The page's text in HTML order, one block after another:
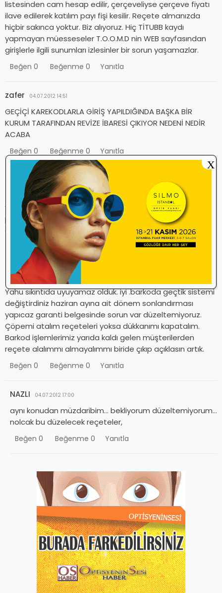
listesinden cam hesap edilir, çerçeveliyse çerçeve fiyatı
ilave edilerek katılım payı fişi kesilir. Reçete almanızda
hiçbir sakınca yoktur. Biz alıyoruz. Hiç TİTUBB kaydı
yapmayan müesseseler T.O.O.M.D nin WEB sayfasından
girişlerle ilgili sunumları izlesinler bir sorun yaşamazlar.
Beğen 0 Beğenme 0 Yanıtla
zafer 04.07.2012 14:51
GEÇİÇİ KAREKODLARLA GİRİŞ YAPILDIĞINDA BAŞKA BİR
KURUM TARAFINDAN REVİZE İBARESİ ÇIKIYOR NEDENİ NEDİR
ACABA
Beğen 0 Beğenme 0 Yanıtla
seyyah 04.07.2012 12:32
Tİttub şifresi gelipte girişkeri tamamlayamayanlar ne
yapacak ?????? Tam bir açıklama yapılsa da günümüzü
pc başında ne gibi bir gelişme var diye bekleyerek
geçirmesek gerçek işimiz olan optisyenliğe dönsek….
Beğen0 Beğenme0 Yanıtla
Özge 04.07.2012 11:57
Yahu sıkıntıda uyuyamaz olduk. iyi .barkoda geçtik sistemi
değiştirdiniz haziran ayına ait dönem sonlandırması
yapıcaz garanti belgesinde sorun var düzeltemiyoruz.
Çöpemi atalım reçeteleri yoksa dükkanımı kapatalım.
Barkod işlemlerimiz yarıda kaldı gelen müşterilerden
reçete alalımmı almayalımmı biride çıkıp açıklasın artık.
Beğen 0 Beğenme 0 Yanıtla
NAZLI 04.07.2012 17:00
aynı konudan müzdaribim… bekliyorum düzeltemiyorum…
nolcak bu düzelecek reçeteler,
Beğen 0 Beğenme 0 Yanıtla
X